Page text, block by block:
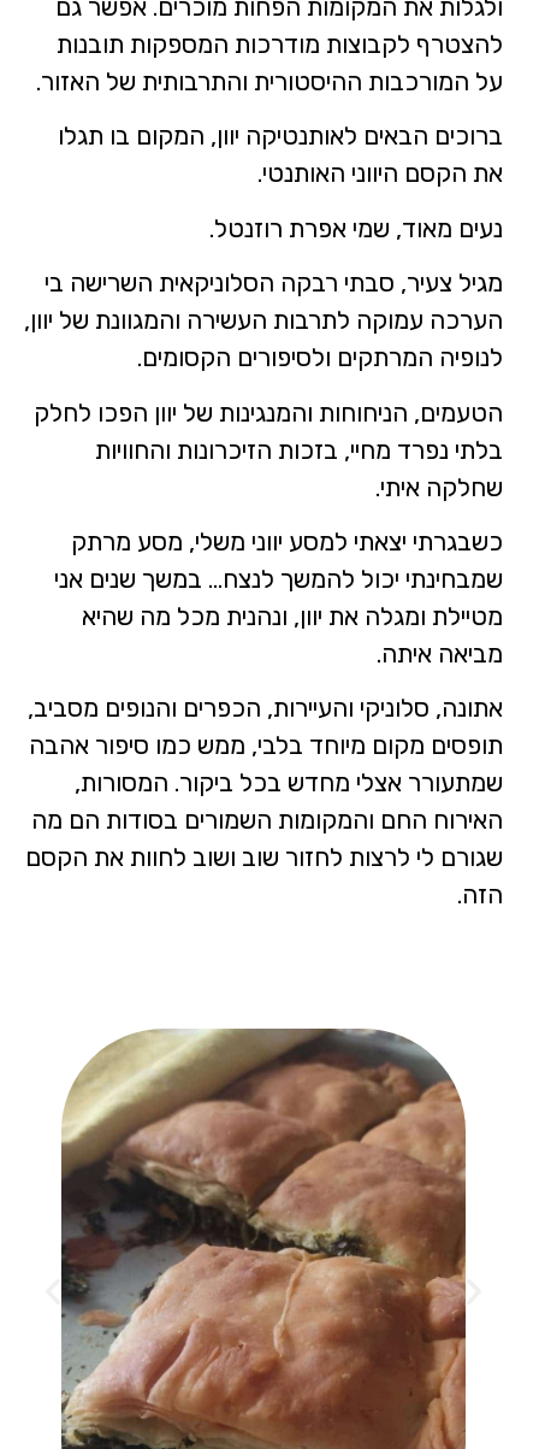
ולגלות את המקומות הפחות מוכרים. אפשר גם
להצטרף לקבוצות מודרכות המספקות תובנות
על המורכבות ההיסטורית והתרבותית של האזור.
ברוכים הבאים לאותנטיקה יוון, המקום בו תגלו
את הקסם היווני האותנטי.
נעים מאוד, שמי אפרת רוזנטל.
מגיל צעיר, סבתי רבקה הסלוניקאית השרישה בי
הערכה עמוקה לתרבות העשירה והמגוונת של יוון,
לנופיה המרתקים ולסיפורים הקסומים.
הטעמים, הניחוחות והמנגינות של יוון הפכו לחלק
בלתי נפרד מחיי, בזכות הזיכרונות והחוויות
שחלקה איתי.
כשבגרתי יצאתי למסע יווני משלי, מסע מרתק
שמבחינתי יכול להמשך לנצח… במשך שנים אני
מטיילת ומגלה את יוון, ונהנית מכל מה שהיא
מביאה איתה.
אתונה, סלוניקי והעיירות, הכפרים והנופים מסביב,
תופסים מקום מיוחד בלבי, ממש כמו סיפור אהבה
שמתעורר אצלי מחדש בכל ביקור. המסורות,
האירוח החם והמקומות השמורים בסודות הם מה
שגורם לי לרצות לחזור שוב ושוב לחוות את הקסם
הזה.